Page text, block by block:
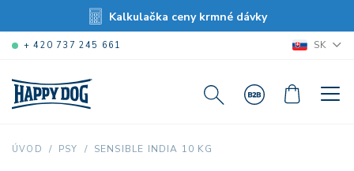
Kalkulačka ceny krmné dávky
+ 420 737 245 661 SK
ÚVOD PSY SENSIBLE INDIA 10 KG